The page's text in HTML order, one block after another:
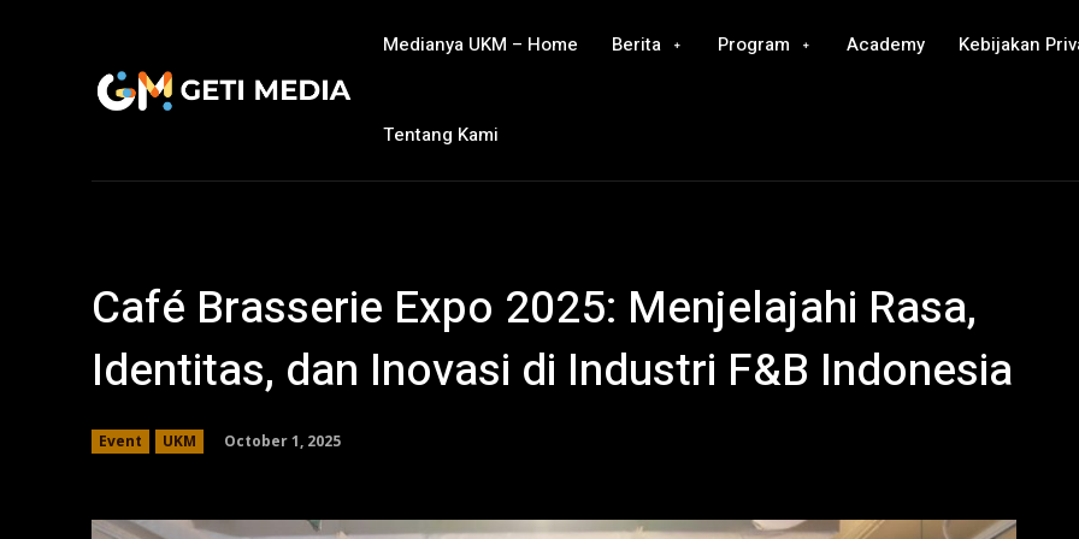
Medianya UKM – Home Berita Program Academy Kebijakan
Tentang Kami
Café Brasserie Expo 2025: Menjelajahi Rasa,
Identitas, dan Inovasi di Industri F&B Indonesia
Event UKM October 1, 2025